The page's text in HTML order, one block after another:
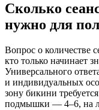
Сколько
нужно для
Вопрос о количестве
кто только начинает
Универсального
и индивидуальных
зону бикини
подмышки — 4–6, на